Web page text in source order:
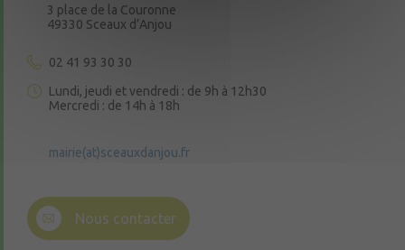
3 place de la Couronne
49330 Sceaux d’Anjou
02 41 93 30 30
Lundi, jeudi et vendredi : de 9h à 12h30
Mercredi : de 14h à 18h
mairie(at)sceauxdanjou.fr
Nous contacter